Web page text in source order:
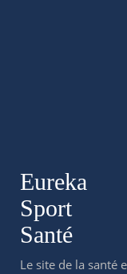
Eureka
Sport
Santé
Le site de la santé